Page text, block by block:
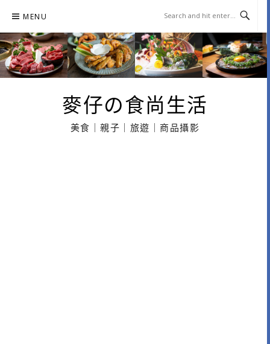
content
MENU
麥仔の食尚生活
美食｜親子｜旅遊｜商品攝影